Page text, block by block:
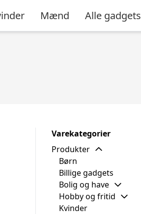
Mænd Alle gadgets
Varekategorier
Produkter
Børn
Billige gadgets
Bolig og have
Hobby og fritid
Kvinder